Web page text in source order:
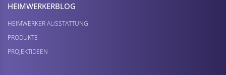
HEIMWERKER­BLOG
HEIMWERKER AUSSTATTUNG
PRODUKTE
PROJEKTIDEEN